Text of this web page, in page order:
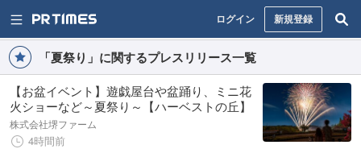
ログイン 新規登録
「夏祭り」に関するプレスリリース一覧
【お盆イベント】遊戯屋台や盆踊り、ミニ花
火ショーなど～夏祭り～【ハーベストの丘】
株式会社堺ファーム
4時間前